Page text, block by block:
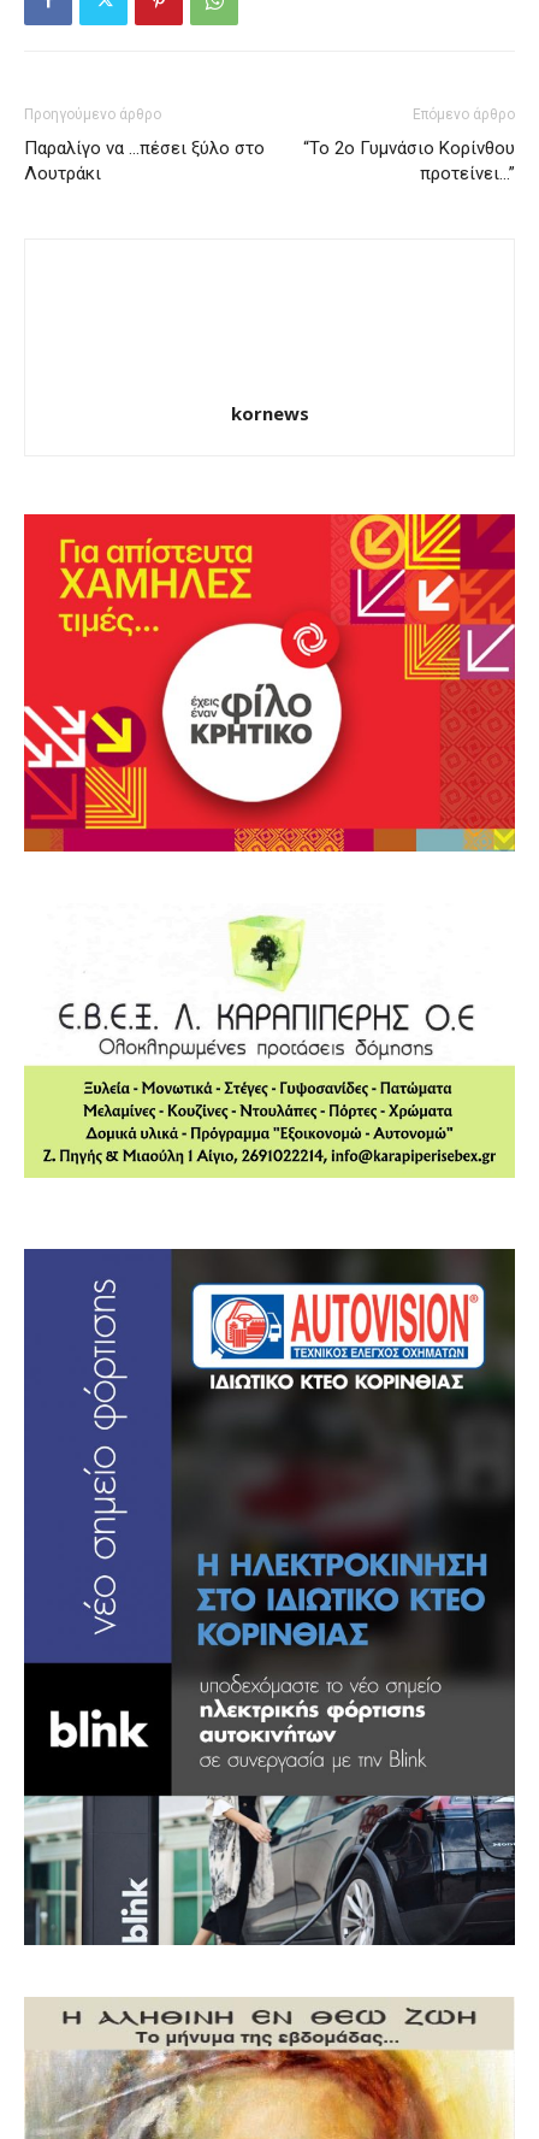
Προηγούμενο άρθρο
Παραλίγο να …πέσει ξύλο στο
Λουτράκι
Επόμενο άρθρο
“To 2ο Γυμνάσιο Κορίνθου
προτείνει…”
kornews